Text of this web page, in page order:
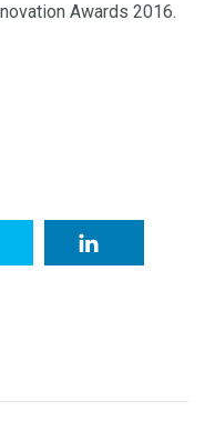
Awards 2016.